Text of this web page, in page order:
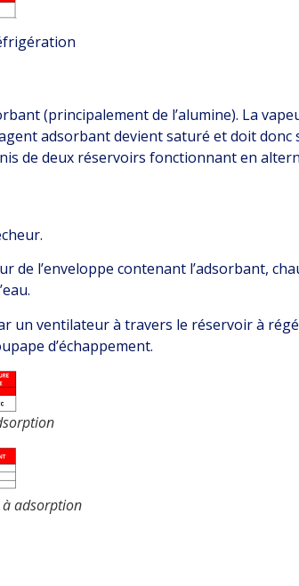
(principalement de l’alumine). La
adsorbant devient saturé et doit donc
de deux réservoirs fonctionnant en
de l’enveloppe contenant l’adsorbant,
un ventilateur à travers le réservoir à
d’échappement.
à adsorption